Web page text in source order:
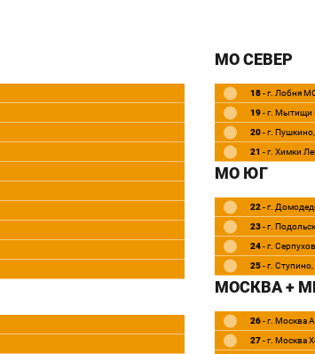
МО СЕВЕР
18- г. Лобня
19- г. Мытищи
20- г.
21 - г. Химки
МО ЮГ
22- г.
23- г.
24- г.
25- г.
МОСКВА +
26- г. Москва
27- г. Москва